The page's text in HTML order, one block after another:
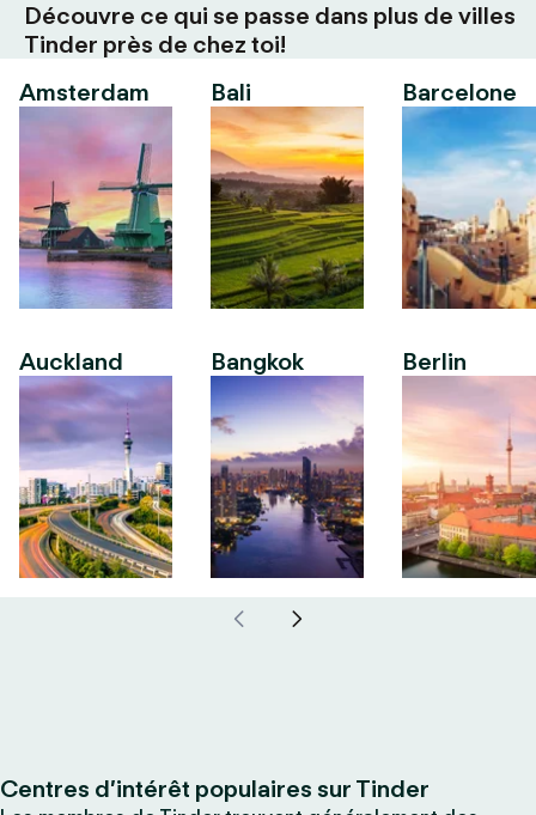
Découvre ce qui se passe dans plus de villes
Tinder près de chez toi!
Amsterdam
Auckland
Bali
Bangkok
Barcelone
Berlin
Centres d’intérêt populaires sur Tinder